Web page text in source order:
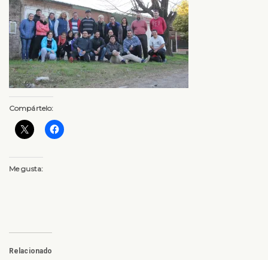
Compártelo:
Me gusta:
Relacionado